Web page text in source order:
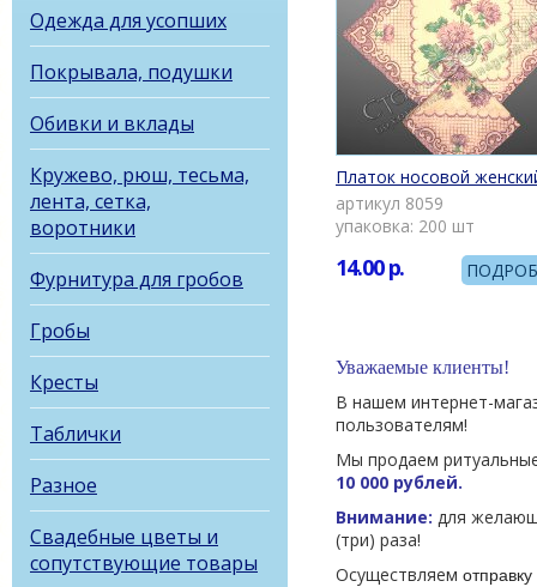
Одежда для усопших
Покрывала, подушки
Обивки и вклады
Кружево, рюш, тесьма,
лента, сетка,
воротники
Фурнитура для гробов
Гробы
Кресты
Таблички
Разное
Свадебные цветы и
сопутствующие товары
Платок носовой
артикул 8059
упаковка: 200 шт
14.00р.
Уважаемые клиенты!
В нашем интернет-
пользователям!
Мы продаем
10 000 рублей.
Внимание: для
(три) раза!
Осуществляем